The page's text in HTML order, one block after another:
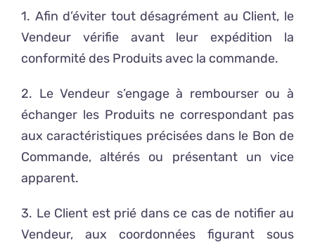
1. Afin d’éviter tout désagrément au Client, le
Vendeur vérifie avant leur expédition la
conformité des Produits avec la commande.
2. Le Vendeur s’engage à rembourser ou à
échanger les Produits ne correspondant pas
aux caractéristiques précisées dans le Bon de
Commande, altérés ou présentant un vice
apparent.
3. Le Client est prié dans ce cas de notifier au
Vendeur, aux coordonnées figurant sous